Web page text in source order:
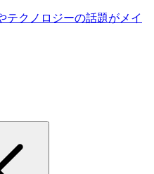
テクノロジーの話題がメイ